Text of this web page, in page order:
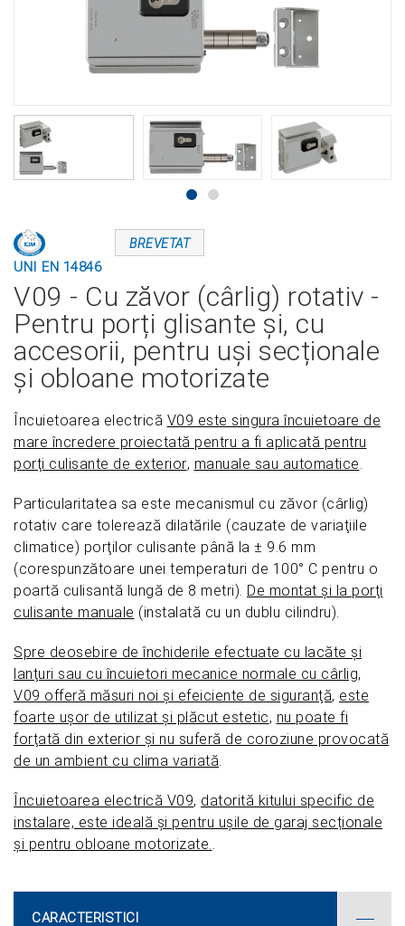
UNI EN 14846
BREVETAT
V09 - Cu zăvor (cârlig) rotativ -
Pentru porți glisante și, cu
accesorii, pentru uși secționale
și obloane motorizate
Încuietoarea electrică V09 este singura încuietoare de
mare încredere proiectată pentru a fi aplicată pentru
porţi culisante de exterior, manuale sau automatice.
Particularitatea sa este mecanismul cu zăvor (cârlig)
rotativ care tolerează dilatările (cauzate de variaţiile
climatice) porţilor culisante până la ± 9.6 mm
(corespunzătoare unei temperaturi de 100° C pentru o
poartă culisantă lungă de 8 metri). De montat şi la porţi
culisante manuale (instalată cu un dublu cilindru).
Spre deosebire de închiderile efectuate cu lacăte şi
lanţuri sau cu încuietori mecanice normale cu cârlig,
V09 offeră măsuri noi şi efeiciente de siguranţă, este
foarte uşor de utilizat şi plăcut estetic, nu poate fi
forţată din exterior şi nu suferă de coroziune provocată
de un ambient cu clima variată.
Încuietoarea electrică V09, datorită kitului specific de
instalare, este ideală și pentru ușile de garaj secționale
și pentru obloane motorizate..
CARACTERISTICI